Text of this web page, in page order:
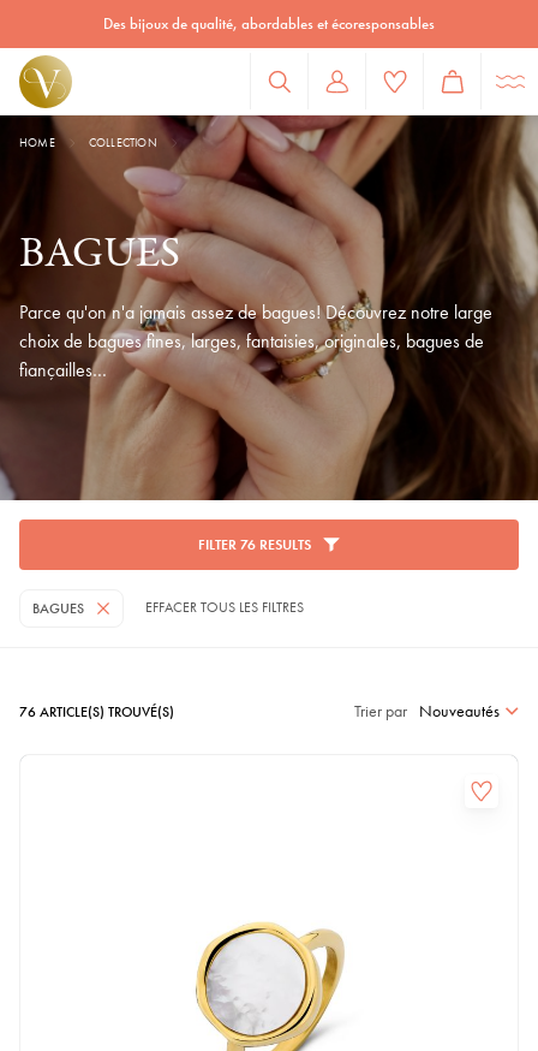
HOME COLLECTION
BAGUES
Parce qu'on n'a jamais assez de bagues! Découvrez notre large
choix de bagues fines, larges, fantaisies, originales, bagues de
fiançailles…
FILTER76 RESULTS
BAGUES EFFACER TOUS LES FILTRES
76ARTICLE(S) TROUVÉ(S) Trier par Nouveautés
Bagues | Victoria Bijoux